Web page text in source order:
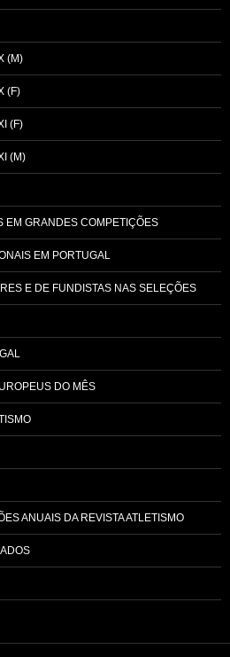
(M)
(F)
(F)
(M)
EM GRANDES COMPETIÇÕES
EM PORTUGAL
E DE FUNDISTAS NAS SELEÇÕES
DO MÊS
ANUAIS DA REVISTA ATLETISMO